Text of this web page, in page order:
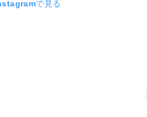
で見る